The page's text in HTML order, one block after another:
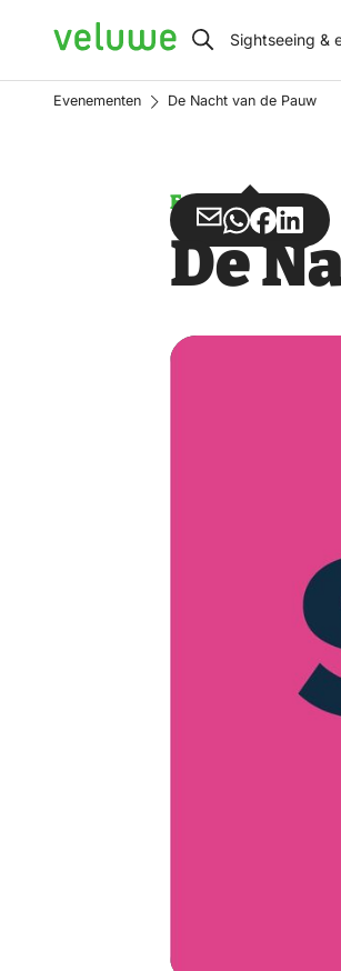
Veluwe Sightseeing &
Evenementen De Nacht van de Pauw
Event
Share
via
Share
via
ShareShare
on
De